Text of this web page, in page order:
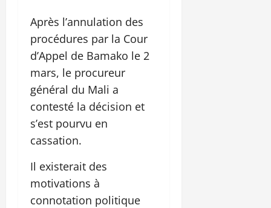
Après l’annulation des
procédures par la Cour
d’Appel de Bamako le 2
mars, le procureur
général du Mali a
contesté la décision et
s’est pourvu en
cassation.
Il existerait des
motivations à
connotation politique